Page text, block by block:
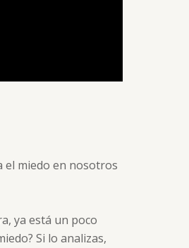
el miedo en nosotros
ya está un poco
Si lo analizas,